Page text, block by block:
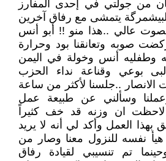
من جولتي في إحدى المفارز
ببدلة البيشمرگة يتمشى مع رفاق آخرين
عالي ..هذا منو !! أبو أنس
صوبه وتعانقنا بود وحرارة
وطفليه أنس وخولة في اليمن
لبى بوعي وقناعة نداء الحزب
الانصار ..جلسنا لأكثر من ساعة
وسألني عن طبيعة عمل
لاحظت ان وزنه قد خف كثيراً
العمل وأكد لي أنه لا يريد
هيأ نفسه للنزول معنا وصار من
تم تنسيبي لقيادة رفاق